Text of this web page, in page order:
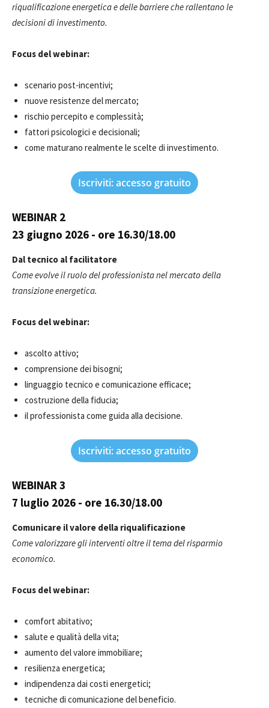
riqualificazione energetica e delle barriere che rallentano le
decisioni di investimento.
Focus del webinar:
scenario post-incentivi;
nuove resistenze del mercato;
rischio percepito e complessità;
fattori psicologici e decisionali;
come maturano realmente le scelte di investimento.
Iscriviti: accesso gratuito
WEBINAR 2
23 giugno 2026 - ore 16.30/18.00
Dal tecnico al facilitatore
Come evolve il ruolo del professionista nel mercato della
transizione energetica.
Focus del webinar:
ascolto attivo;
comprensione dei bisogni;
linguaggio tecnico e comunicazione efficace;
costruzione della fiducia;
il professionista come guida alla decisione.
Iscriviti: accesso gratuito
WEBINAR 3
7 luglio 2026 - ore 16.30/18.00
Comunicare il valore della riqualificazione
Come valorizzare gli interventi oltre il tema del risparmio
economico.
Focus del webinar:
comfort abitativo;
salute e qualità della vita;
aumento del valore immobiliare;
resilienza energetica;
indipendenza dai costi energetici;
tecniche di comunicazione del beneficio.